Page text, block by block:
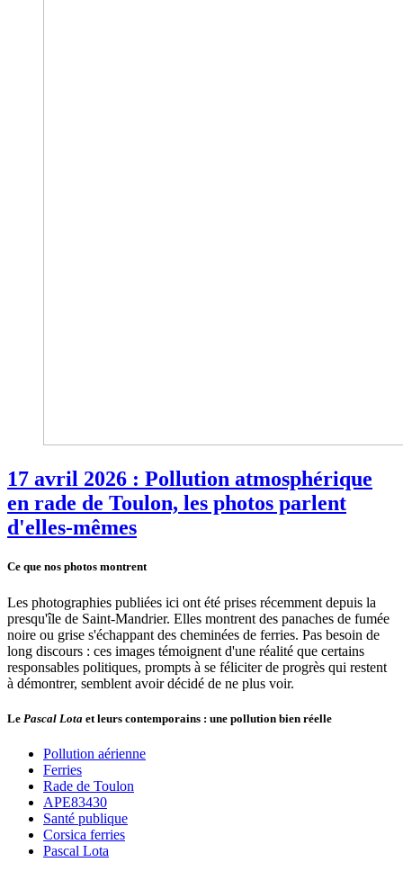
17 avril 2026 : Pollution atmosphérique
en rade de Toulon, les photos parlent
d'elles-mêmes
Ce que nos photos montrent
Les photographies publiées ici ont été prises récemment depuis la
presqu'île de Saint-Mandrier. Elles montrent des panaches de fumée
noire ou grise s'échappant des cheminées de ferries. Pas besoin de
long discours : ces images témoignent d'une réalité que certains
responsables politiques, prompts à se féliciter de progrès qui restent
à démontrer, semblent avoir décidé de ne plus voir.
Le Pascal Lota et leurs contemporains : une pollution bien réelle
Pollution aérienne
Ferries
Rade de Toulon
APE83430
Santé publique
Corsica ferries
Pascal Lota